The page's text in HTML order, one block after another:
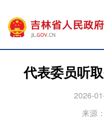
代表委员听
2026-
来源：